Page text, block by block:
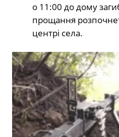
о 11:00 до дому
прощання
центрі села.